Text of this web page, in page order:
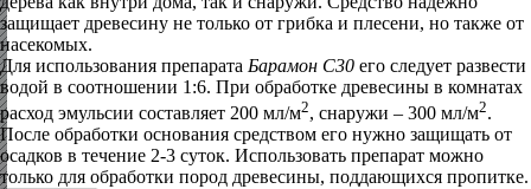
защищает древесину не только от грибка и плесени, но также от
насекомых.
Для использования препарата Барамон С30 его следует развести
водой в соотношении 1:6. При обработке древесины в комнатах
расход эмульсии составляет 200 мл/м2, снаружи – 300 мл/м2.
После обработки основания средством его нужно защищать от
осадков в течение 2-3 суток. Использовать препарат можно
только для обработки пород древесины, поддающихся пропитке.